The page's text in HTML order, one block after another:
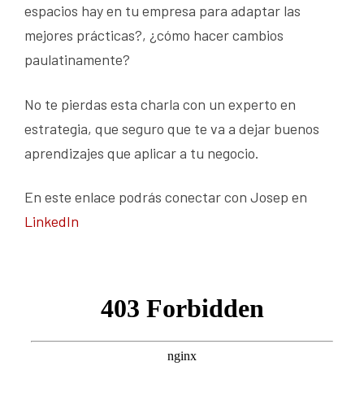
espacios hay en tu empresa para adaptar las
mejores prácticas?, ¿cómo hacer cambios
paulatinamente?
No te pierdas esta charla con un experto en
estrategia, que seguro que te va a dejar buenos
aprendizajes que aplicar a tu negocio.
En este enlace podrás conectar con Josep en
LinkedIn